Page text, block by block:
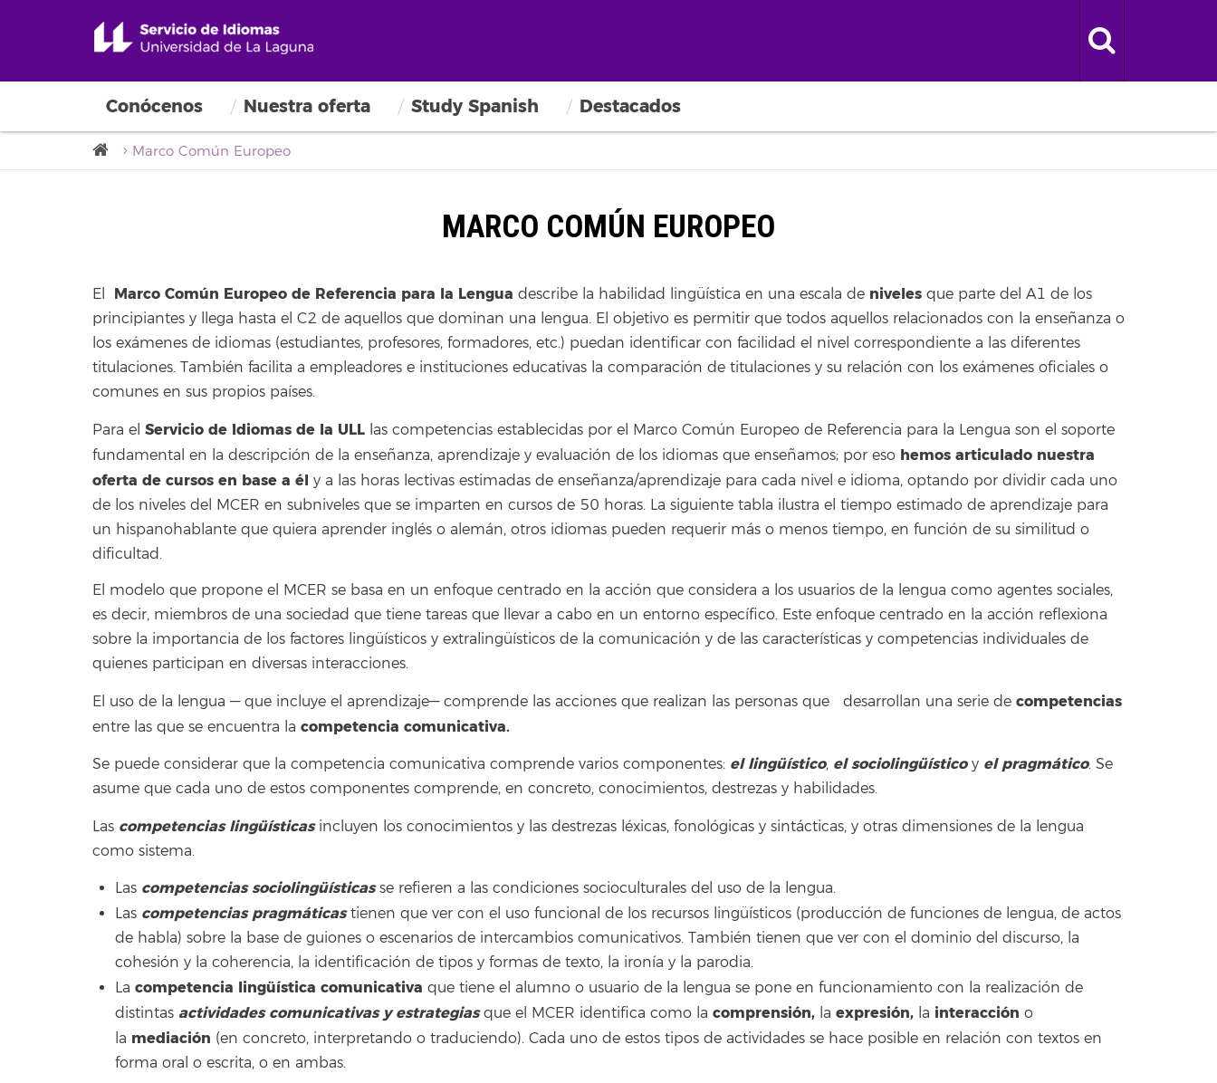
Conócenos Nuestra oferta Study Spanish Destacados
Marco Común Europeo
MARCO COMÚN EUROPEO
El Marco Común Europeo de Referencia para la Lengua describe la habilidad lingüística en una escala de niveles que parte del A1 de los
principiantes y llega hasta el C2 de aquellos que dominan una lengua. El objetivo es permitir que todos aquellos relacionados con la enseñanza o
los exámenes de idiomas (estudiantes, profesores, formadores, etc.) puedan identificar con facilidad el nivel correspondiente a las diferentes
titulaciones. También facilita a empleadores e instituciones educativas la comparación de titulaciones y su relación con los exámenes oficiales o
comunes en sus propios países.
Para el Servicio de Idiomas de la ULL las competencias establecidas por el Marco Común Europeo de Referencia para la Lengua son el soporte
fundamental en la descripción de la enseñanza, aprendizaje y evaluación de los idiomas que enseñamos; por eso hemos articulado nuestra
oferta de cursos en base a él y a las horas lectivas estimadas de enseñanza/aprendizaje para cada nivel e idioma, optando por dividir cada uno
de los niveles del MCER en subniveles que se imparten en cursos de 50 horas. La siguiente tabla ilustra el tiempo estimado de aprendizaje para
un hispanohablante que quiera aprender inglés o alemán, otros idiomas pueden requerir más o menos tiempo, en función de su similitud o
dificultad.
El modelo que propone el MCER se basa en un enfoque centrado en la acción que considera a los usuarios de la lengua como agentes sociales,
es decir, miembros de una sociedad que tiene tareas que llevar a cabo en un entorno específico. Este enfoque centrado en la acción reflexiona
sobre la importancia de los factores lingüísticos y extralingüísticos de la comunicación y de las características y competencias individuales de
quienes participan en diversas interacciones.
El uso de la lengua — que incluye el aprendizaje— comprende las acciones que realizan las personas que desarrollan una serie de competencias
entre las que se encuentra la competencia comunicativa.
Se puede considerar que la competencia comunicativa comprende varios componentes: el lingüístico, el sociolingüístico y el pragmático. Se
asume que cada uno de estos componentes comprende, en concreto, conocimientos, destrezas y habilidades.
Las competencias lingüísticas incluyen los conocimientos y las destrezas léxicas, fonológicas y sintácticas, y otras dimensiones de la lengua
como sistema.
Las competencias sociolingüísticasse refieren a las condiciones socioculturales del uso de la lengua.
Las competencias pragmáticastienen que ver con el uso funcional de los recursos lingüísticos (producción de funciones de lengua, de actos
de habla) sobre la base de guiones o escenarios de intercambios comunicativos. También tienen que ver con el dominio del discurso, la
cohesión y la coherencia, la identificación de tipos y formas de texto, la ironía y la parodia.
La competencia lingüística comunicativa que tiene el alumno o usuario de la lengua se pone en funcionamiento con la realización de
distintas actividades comunicativas y estrategiasque el MCER identifica como la comprensión, la expresión, la interacción o
la mediación (en concreto, interpretando o traduciendo). Cada uno de estos tipos de actividades se hace posible en relación con textos en
forma oral o escrita, o en ambas.